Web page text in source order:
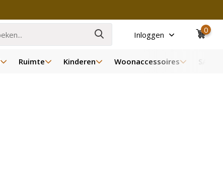
Inloggen 0
Ruimte Kinderen Woonaccessoires SALE